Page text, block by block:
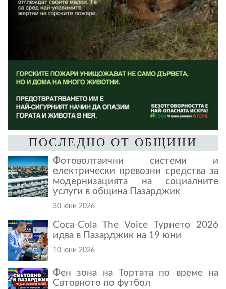
ПОСЛЕДНО ОТ ОБЩИНИ
Фотоволтаични системи и
електрически превозни средства за
модернизацията на социалните
услуги в община Пазарджик
30 юни 2026
Coca-Cola The Voice Турнето 2026
идва в Пазарджик на 19 юни
10 юни 2026
Фен зона на Тортата по време на
Свтовното по футбол